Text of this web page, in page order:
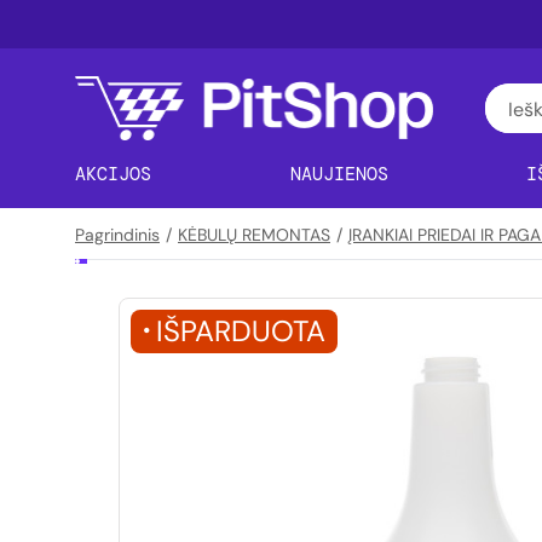
AKCIJOS NAUJIENOS
Pagrindinis / KĖBULŲ REMONTAS / ĮRANKIAI PRIEDAI IR
IŠPARDUOTA